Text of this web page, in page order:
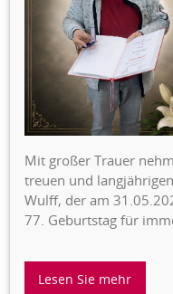
Mit großer Trauer
treuen und
Wulff, der am
77. Geburtstag für
Lesen Sie mehr